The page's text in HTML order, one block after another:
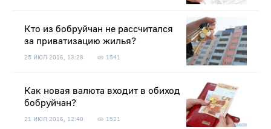
Кто из бобруйчан не рассчитался
за приватизацию жилья?
25 ИЮЛ 2016, 13:28 1541
Как новая валюта входит в обиход
бобруйчан?
21 ИЮЛ 2016, 12:40 1521